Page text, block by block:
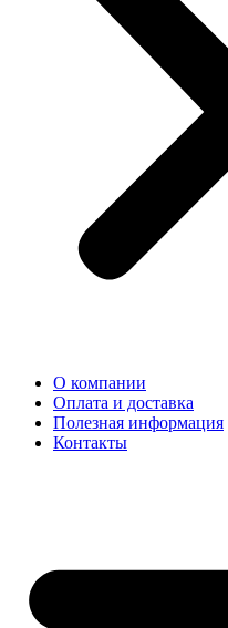
О компании
Оплата и доставка
Полезная информация
Контакты